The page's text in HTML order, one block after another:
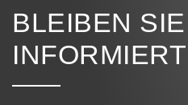
BLEIBEN SIE
INFORMIERT